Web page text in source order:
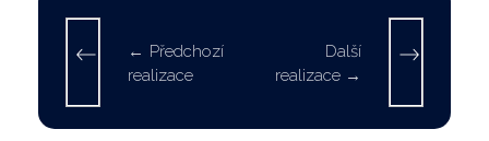
Předchozí
realizace
Další
realizace